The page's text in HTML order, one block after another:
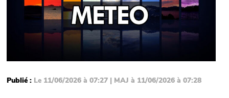
Publié : Le 11/06/2026 à 07:27 | MAJ à 11/06/2026 à 07:28